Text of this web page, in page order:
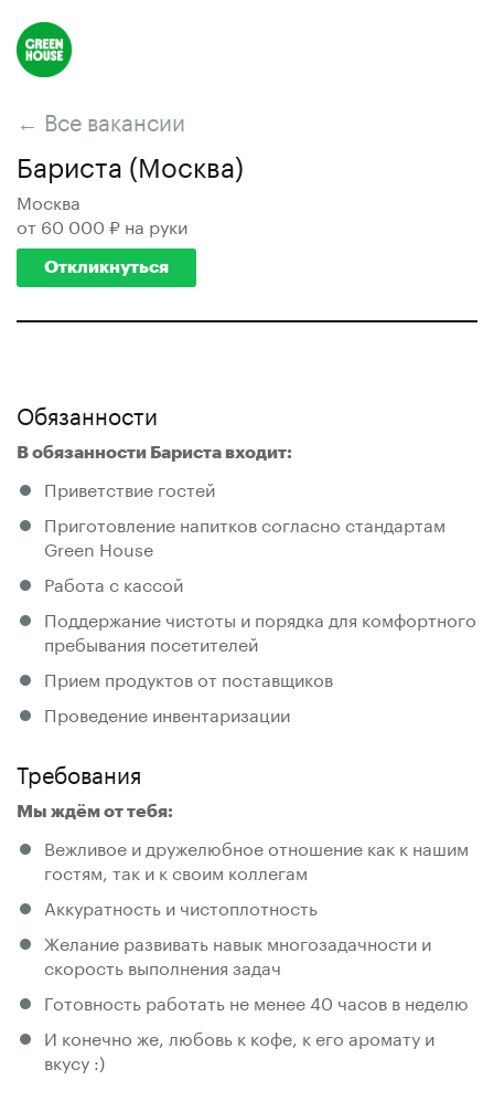
← Все вакансии
Бариста (Москва)
Москва
от 60 000 ₽ на руки
Откликнуться
Обязанности
В обязанности Бариста входит:
Приветствие гостей
Приготовление напитков согласно стандартам
Green House
Работа с кассой
Поддержание чистоты и порядка для комфортного
пребывания посетителей
Прием продуктов от поставщиков
Проведение инвентаризации
Требования
Мы ждём от тебя:
Вежливое и дружелюбное отношение как к нашим
гостям, так и к своим коллегам
Аккуратность и чистоплотность
Желание развивать навык многозадачности и
скорость выполнения задач
Готовность работать не менее 40 часов в неделю
И конечно же, любовь к кофе, к его аромату и
вкусу :)